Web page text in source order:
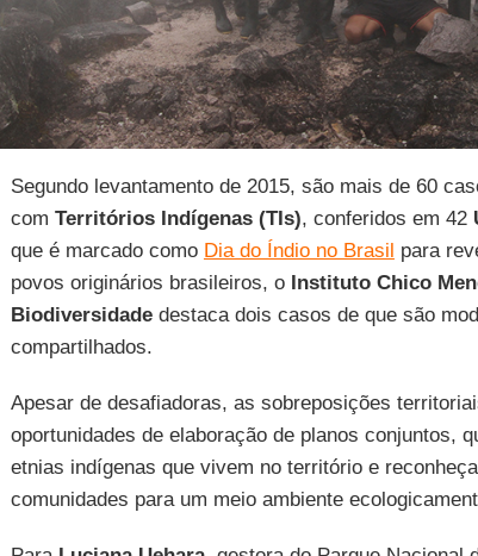
Segundo levantamento de 2015, são mais de 60
com Territórios Indígenas (TIs), conferidos em 42
que é marcado como Dia do Índio no Brasil para
povos originários brasileiros, o Instituto Chico
Biodiversidadedestaca dois casos de que são
compartilhados.
Apesar de desafiadoras, as sobreposições
oportunidades de elaboração de planos conjuntos,
etnias indígenas que vivem no território e
comunidades para um meio ambiente